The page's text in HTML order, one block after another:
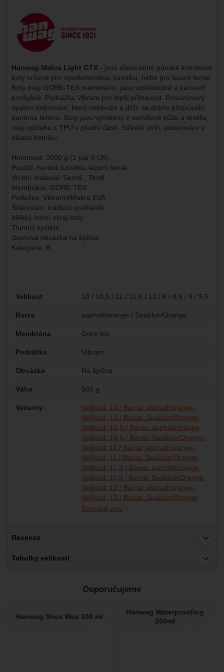
Výrobce:
Hanwag Makra Light GTX - jsou všestranné pánské kotníkové
boty určené pro vysokohorskou turistiku, nebo pro lezení ferrat.
Boty mají GORE-TEX membránu, jsou voděodolné a zároveň
prodyšné. Podrážka Vibram pro lepší přilnavost. Dvouzónový
systém šněrování, který neklouže a drží, se dobře přizpůsobí
danému terénu. Boty jsou vyrobeny z semišové kůže a textilie,
mají výztuhu z TPU v přední části. Střední střih, polstrování v
oblasti kotníku.
Hmotnost: 1000 g (1 pár 8 UK)
Použití: horská turistika, lezení ferrat
Vrchní materiál: Semiš , Textil
Membrána: GORE-TEX
Podešev: Vibram®Makra EVA
Šněrování: tradiční ocel/textil
Měkký horní okraj boty
Tlumící systém
Gumová obsázka na špičce
Kategorie: B
Parametry
Velikost 10 / 10,5 / 11 / 11,5 / 12 / 8 / 8,5 / 9 / 9,5
Barva asphalt/orange / Seablue/Orange
Membrána Gore-tex
Podrážka Vibram
Obsázka Na špičce
Váha 500 g
Varianty
Velikost: 10 / Barva: asphalt/orange
Velikost: 10 / Barva: Seablue/Orange
Velikost: 10,5 / Barva: asphalt/orange
Velikost: 10,5 / Barva: Seablue/Orange
Velikost: 11 / Barva: asphalt/orange
Velikost: 11 / Barva: Seablue/Orange
Velikost: 11,5 / Barva: asphalt/orange
Velikost: 11,5 / Barva: Seablue/Orange
Velikost: 12 / Barva: asphalt/orange
Velikost: 12 / Barva: Seablue/Orange
Zobrazit více
Recenze
Nebyla přidána žádná recenze.
Tabulky velikostí
Doporučujeme
Hanwag Shoe Wax 100 ml
Hanwag Waterproofing
200ml